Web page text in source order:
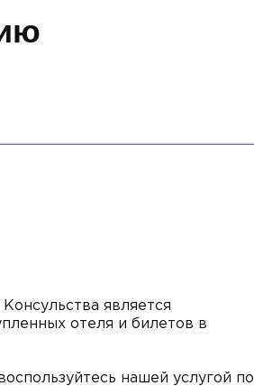
является
отеля и билетов в
нашей услугой по